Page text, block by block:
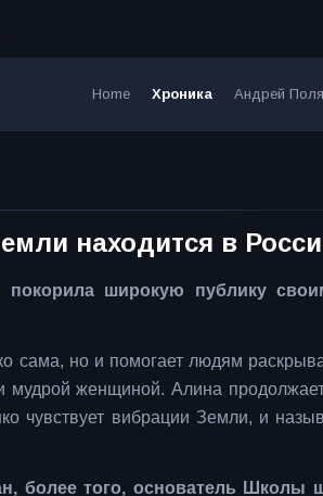
Home Хроника Андрей
находится в
широкую публику
сама, но и помогает людям
мудрой женщиной. Алина
чувствует вибрации Земли, и
того, основатель Школы